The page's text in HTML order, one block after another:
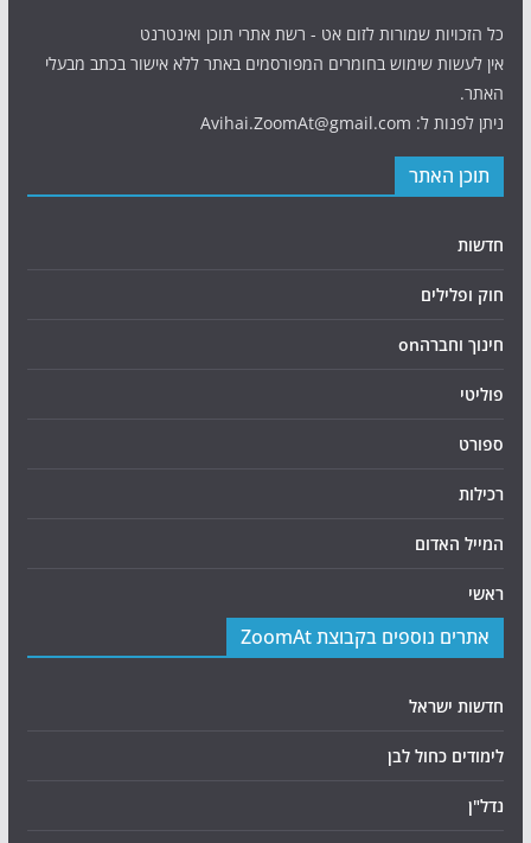
כל הזכויות שמורות לזום אט - רשת אתרי תוכן ואינטרנט
אין לעשות שימוש בחומרים המפורסמים באתר ללא אישור בכתב מבעלי
האתר.
ניתן לפנות ל: Avihai.ZoomAt@gmail.com
תוכן האתר
חדשות
חוק ופלילים
חינוך וחברהon
פוליטי
ספורט
רכילות
המייל האדום
ראשי
אתרים נוספים בקבוצת ZoomAt
חדשות ישראל
לימודים כחול לבן
נדל"ן